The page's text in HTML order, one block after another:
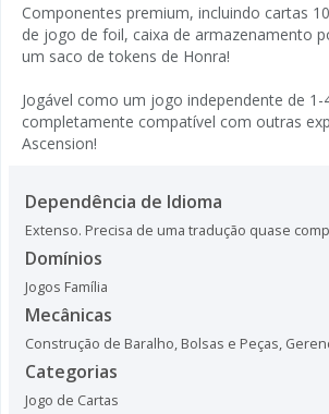
Componentes premium, incluindo cartas
de jogo de foil, caixa de armazenamento
um saco de tokens de Honra!
Jogável como um jogo independente de
completamente compatível com outras
Ascension!
Dependência de Idioma
Extenso. Precisa de uma tradução quase
Domínios
Jogos Família
Mecânicas
Construção de Baralho, Bolsas e Peças,
Categorias
Jogo de Cartas